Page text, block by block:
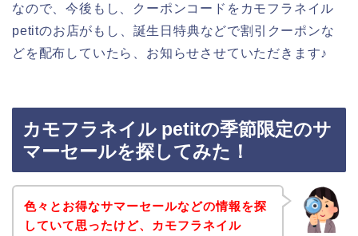
なので、今後もし、クーポンコードをカモフラネイル
petitのお店がもし、誕生日特典などで割引クーポンな
どを配布していたら、お知らせさせていただきます♪
カモフラネイル petitの季節限定のサ
マーセールを探してみた！
色々とお得なサマーセールなどの情報を探
していて思ったけど、カモフラネイル